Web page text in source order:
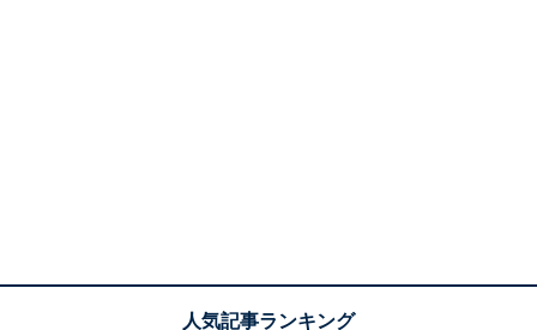
本社で、古くから人々の信仰を集めてきた名社です。開
運や商売繁盛、縁結びなど幅広いご利益があるとされ、